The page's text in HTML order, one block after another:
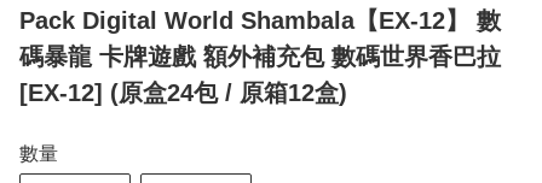
Pack Digital World Shambala【EX-12】 數
碼暴龍 卡牌遊戲 額外補充包 數碼世界香巴拉
[EX-12] (原盒24包 / 原箱12盒)
數量